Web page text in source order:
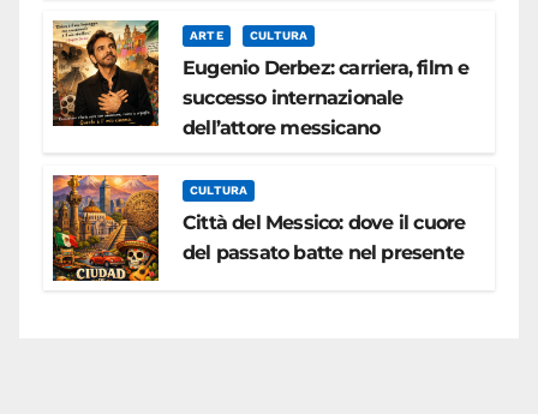
ARTE CULTURA
Eugenio Derbez: carriera, film e
successo internazionale
dell’attore messicano
CULTURA
Città del Messico: dove il cuore
del passato batte nel presente